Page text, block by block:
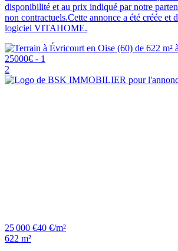
disponibilité et au prix indiqué par notre
non contractuels.Cette annonce a été créée et
logiciel VITAHOME.
2
25 000 €40 €/m²
622 m²